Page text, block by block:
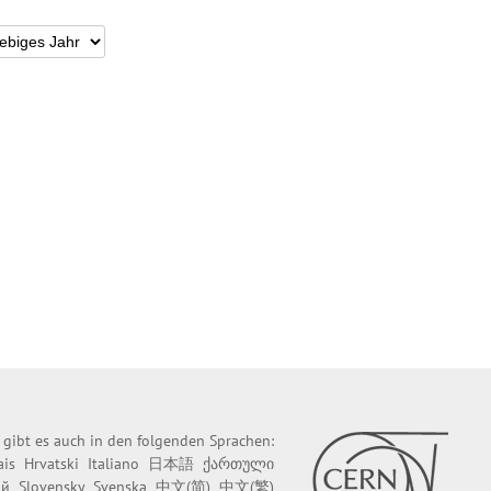
gibt es auch in den folgenden Sprachen:
Hrvatski Italiano 日本語 ქართული
Slovensky Svenska 中文(简) 中文(繁)